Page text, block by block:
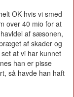
OK hvis vi smed
over 40 mio for at
af sæsonen,
af skader og
at vi har kunnet
han er pisse
så havde han haft